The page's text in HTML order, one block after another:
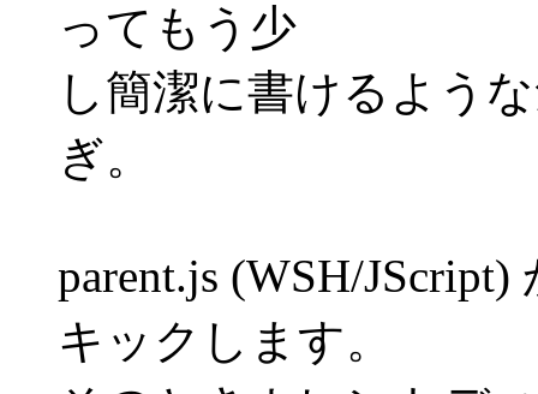
ってもう少
し簡潔に書けるよう
ぎ。
parent.js (WSH/
キックします。